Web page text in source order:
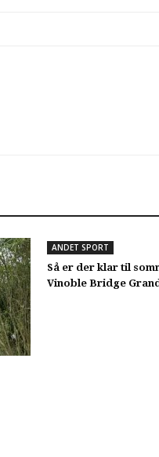
ANDET SPORT
Så er der klar til
Vinoble Bridge